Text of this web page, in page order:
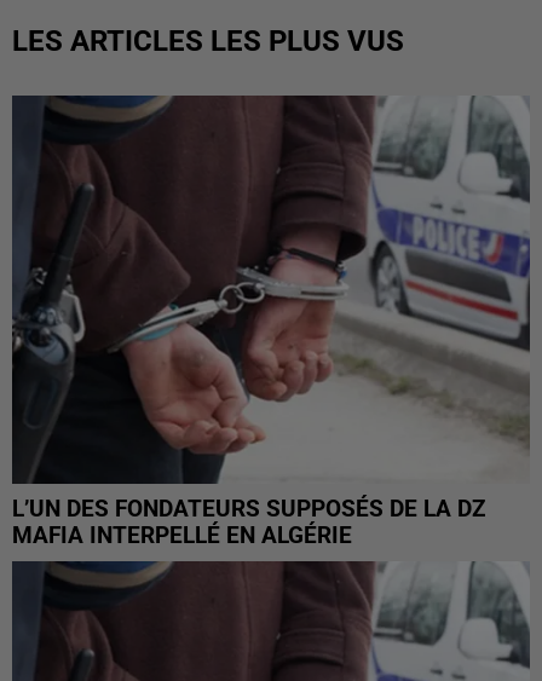
LES ARTICLES LES PLUS VUS
L’UN DES FONDATEURS SUPPOSÉS DE LA DZ
MAFIA INTERPELLÉ EN ALGÉRIE